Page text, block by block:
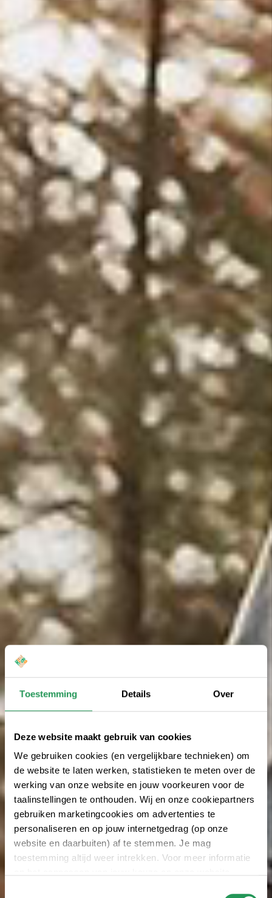
Toestemming Details Over
Deze website maakt gebruik van cookies
We gebruiken cookies (en vergelijkbare technieken) om
de website te laten werken, statistieken te meten over de
werking van onze website en jouw voorkeuren voor de
taalinstellingen te onthouden. Wij en onze cookiepartners
gebruiken marketingcookies om advertenties te
personaliseren en op jouw internetgedrag (op onze
website en daarbuiten) af te stemmen. Je mag
toestemming altijd weer intrekken. Voor meer informatie